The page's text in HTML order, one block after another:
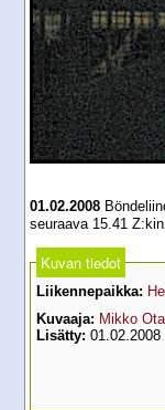
01.02.2008
seuraava 15.41
Kuvan tiedot
Liikennepaikka:
Kuvaaja: Mikko
Lisätty: 01.02.2008